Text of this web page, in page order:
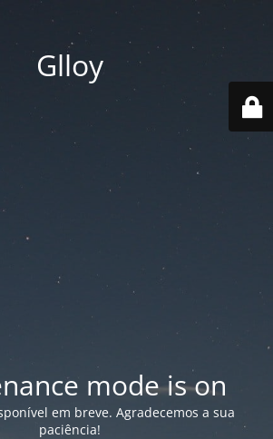
Glloy
mode is on
em breve. Agradecemos a sua
paciência!